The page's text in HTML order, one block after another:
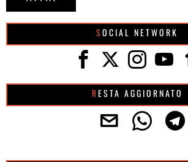
SOCIAL NETWORK
RESTA AGGIORNATO